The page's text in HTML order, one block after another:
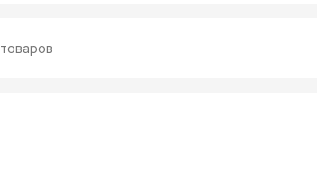
товаров